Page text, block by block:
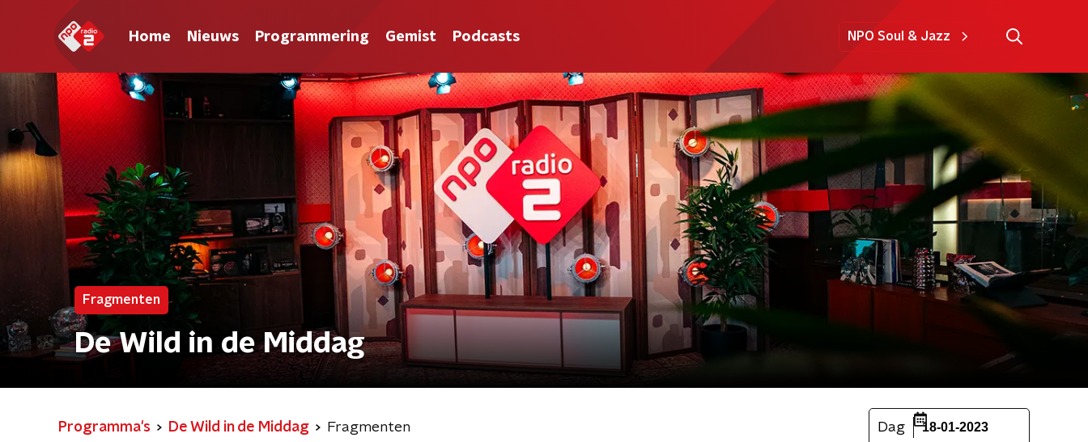
Home Nieuws Programmering Gemist Podcasts NPO Soul & Jazz
Fragmenten
De Wild in de Middag
Programma's De Wild in de Middag Fragmenten Dag 18-01-2023